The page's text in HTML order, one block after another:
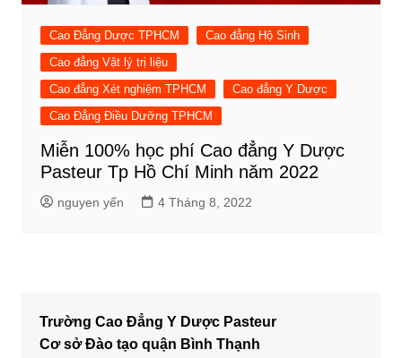
Cao Đẳng Dược TPHCM
Cao đẳng Hộ Sinh
Cao đẳng Vật lý trị liệu
Cao đẳng Xét nghiệm TPHCM
Cao đẳng Y Dược
Cao Đẳng Điều Dưỡng TPHCM
Miễn 100% học phí Cao đẳng Y Dược
Pasteur Tp Hồ Chí Minh năm 2022
nguyen yến 4 Tháng 8, 2022
Trường Cao Đẳng Y Dược Pasteur
Cơ sở Đào tạo quận Bình Thạnh